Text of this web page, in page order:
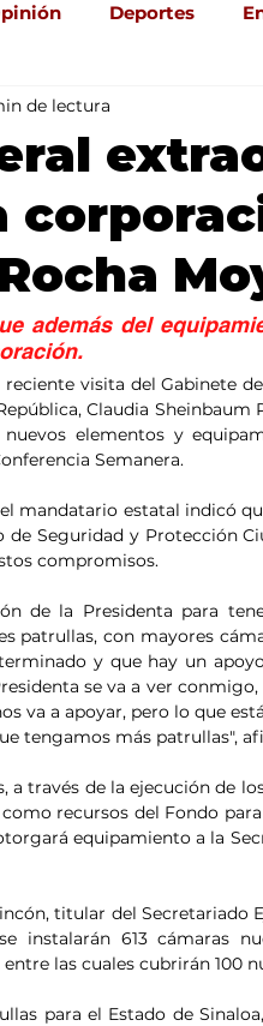
Deportes
Portada 2
de lectura
además del
visita del Gabinete
Claudia
elementos y
Semanera.
mandatario estatal indicó
Seguridad y Protección
compromisos.
de la Presidenta para
patrullas, con mayores
y que hay un
se va a ver
va a apoyar, pero lo que
tengamos más patrullas",
a través de la ejecución de
como recursos del Fondo
equipamiento a la
titular del Secretariado
instalarán 613 cámaras
entre las cuales cubrirán
para el Estado de